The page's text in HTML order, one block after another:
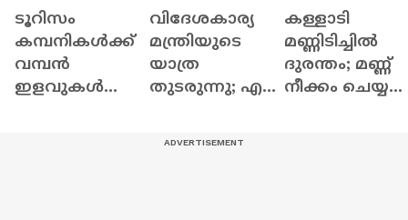
ടൂറിസം
കമ്പനികൾക്ക്
വമ്പൻ
ഇളവുകൾ
വിദേശകാര്യ
മന്ത്രിയുടെ
യാത്ര
തുടരുന്നു; എസ്
കള്ളാടി
മണ്ണിടിച്ചിൽ
ദുരന്തം; മണ്ണ്
നീക്കം